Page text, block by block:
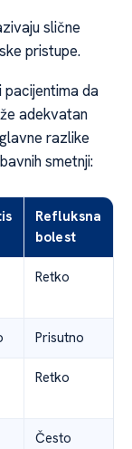
slične
pristupe.
da
adekvatan
razlike
smetnji:
Refluksna
bolest
Retko
Prisutno
Retko
Često